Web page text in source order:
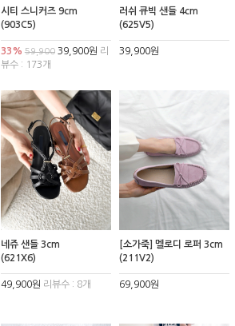
시티 스니커즈 9cm
(903C5)
33% 59,90039,900원 리
뷰수 : 173개
러쉬 큐빅 샌들 4cm
(625V5)
39,900원
네쥬 샌들 3cm
(621X6)
49,900원 리뷰수 : 8개
[소가죽] 멜로디 로퍼 3cm
(211V2)
69,900원